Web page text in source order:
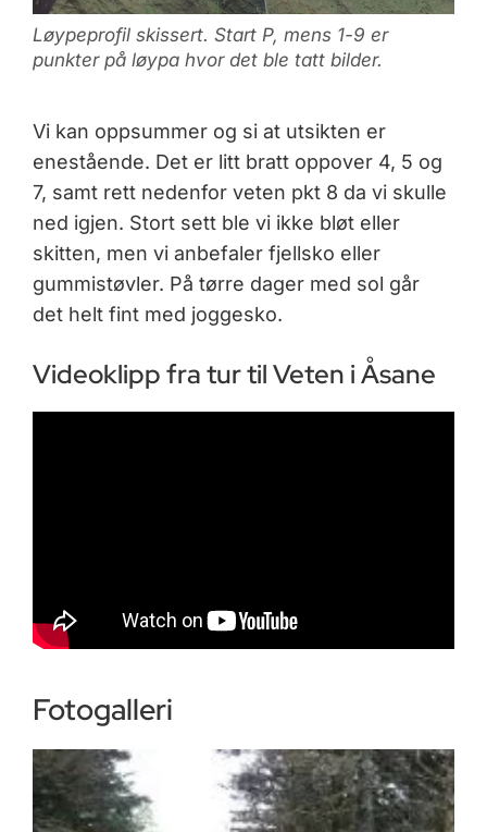
Løypeprofil skissert. Start P, mens 1-9 er
punkter på løypa hvor det ble tatt bilder.
Vi kan oppsummer og si at utsikten er
enestående. Det er litt bratt oppover 4, 5 og
7, samt rett nedenfor veten pkt 8 da vi skulle
ned igjen. Stort sett ble vi ikke bløt eller
skitten, men vi anbefaler fjellsko eller
gummistøvler. På tørre dager med sol går
det helt fint med joggesko.
Videoklipp fra tur til Veten i Åsane
Fotogalleri